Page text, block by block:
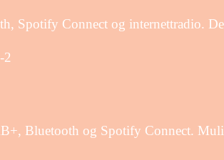
Spotify Connect og internettradio.
2
Bluetooth og Spotify Connect.